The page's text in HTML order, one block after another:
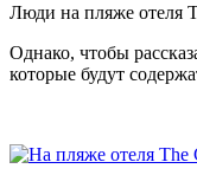
Люди на пляже отеля
Однако, чтобы
которые будут